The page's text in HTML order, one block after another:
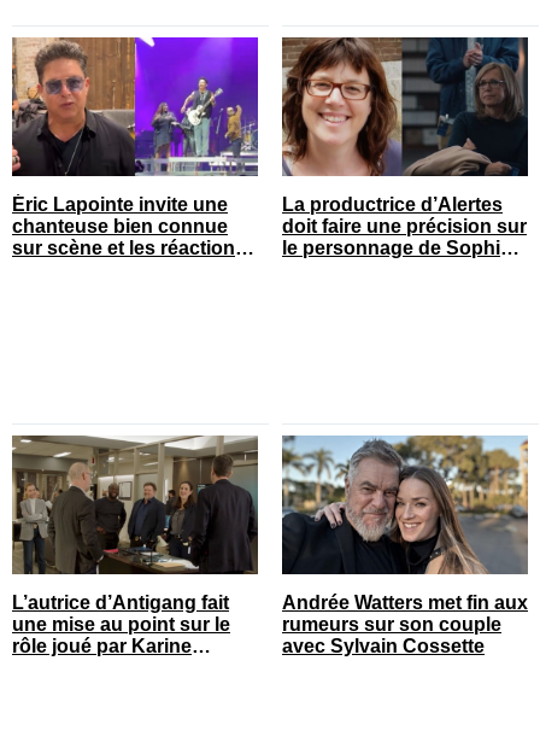
Éric Lapointe invite une
chanteuse bien connue
sur scène et les réactions
La productrice d’Alertes
doit faire une précision sur
le personnage de Sophie
L’autrice d’Antigang fait
une mise au point sur le
rôle joué par Karine
Andrée Watters met fin aux
rumeurs sur son couple
avec Sylvain Cossette